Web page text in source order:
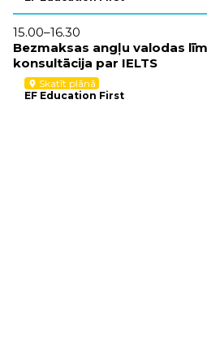
15.00–16.30
Bezmaksas angļu valodas
konsultācija par IELTS
location_on Skatīt plānā
EF Education First